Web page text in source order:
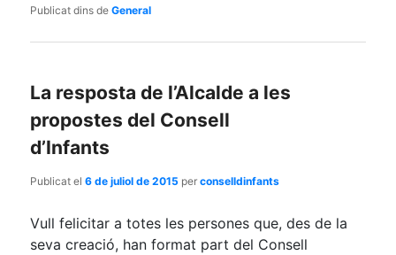
Publicat dins de General
La resposta de l’Alcalde a les
propostes del Consell
d’Infants
Publicat el6 de juliol de 2015 perconselldinfants
Vull felicitar a totes les persones que, des de la
seva creació, han format part del Consell